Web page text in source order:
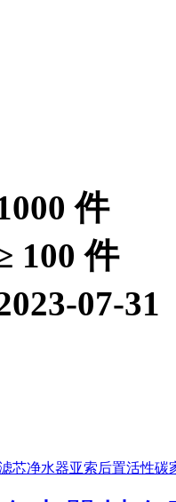
件
100 件
07-31
芯净水器亚索后置活性碳